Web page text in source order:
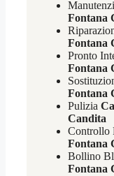
Fontana
Fontana
Pronto
Fontana
Fontana
Pulizia
Candita
Controllo
Fontana
Bollino
Fontana